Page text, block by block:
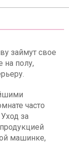
займут свое
на полу,
часто
за
машинке,